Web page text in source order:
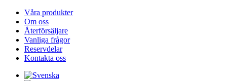
Våra produkter
Om oss
Återförsäljare
Vanliga frågor
Reservdelar
Kontakta oss